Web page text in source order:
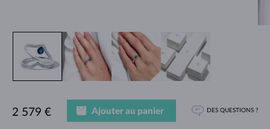
2 579 € Ajouter au panier DES QUESTIONS ?